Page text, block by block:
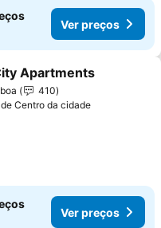
Ver preços
aos favoritos
Apartments
410
Centro da cidade
Ver preços